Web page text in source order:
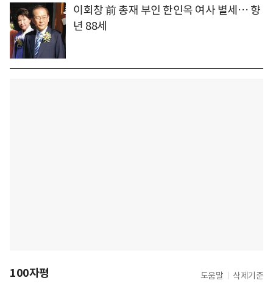
이회창 前 총재 부인 한인옥 여사 별세… 향
년 88세
100자평 도움말 삭제기준